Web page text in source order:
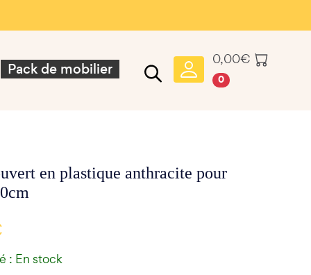
0,00€
0
Pack de mobilier
en plastique anthracite pour
: En stock